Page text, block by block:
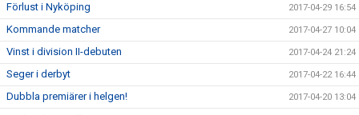
Förlust i Nyköping 2017-04-29 16:54
Kommande matcher 2017-04-27 10:04
Vinst i division II-debuten 2017-04-24 21:24
Seger i derbyt 2017-04-22 16:44
Dubbla premiärer i helgen! 2017-04-20 13:04